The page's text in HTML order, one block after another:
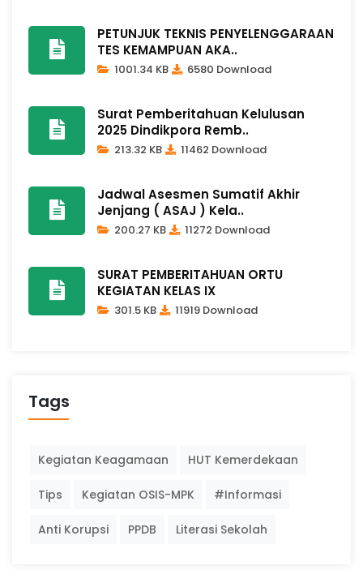
PETUNJUK TEKNIS PENYELENGGARAAN
TES KEMAMPUAN AKA..
1001.34 KB 6580 Download
Surat Pemberitahuan Kelulusan
2025 Dindikpora Remb..
213.32 KB 11462 Download
Jadwal Asesmen Sumatif Akhir
Jenjang ( ASAJ ) Kela..
200.27 KB 11272 Download
SURAT PEMBERITAHUAN ORTU
KEGIATAN KELAS IX
301.5 KB 11919 Download
Tags
Kegiatan Keagamaan HUT Kemerdekaan
Tips Kegiatan OSIS-MPK #Informasi
Anti Korupsi PPDB Literasi Sekolah